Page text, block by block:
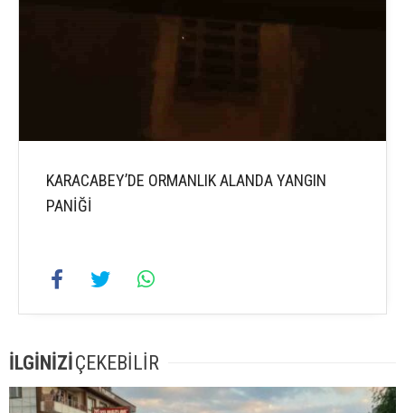
KARACABEY’DE ORMANLIK ALANDA YANGIN
PANİĞİ
İLGİNİZİÇEKEBİLİR